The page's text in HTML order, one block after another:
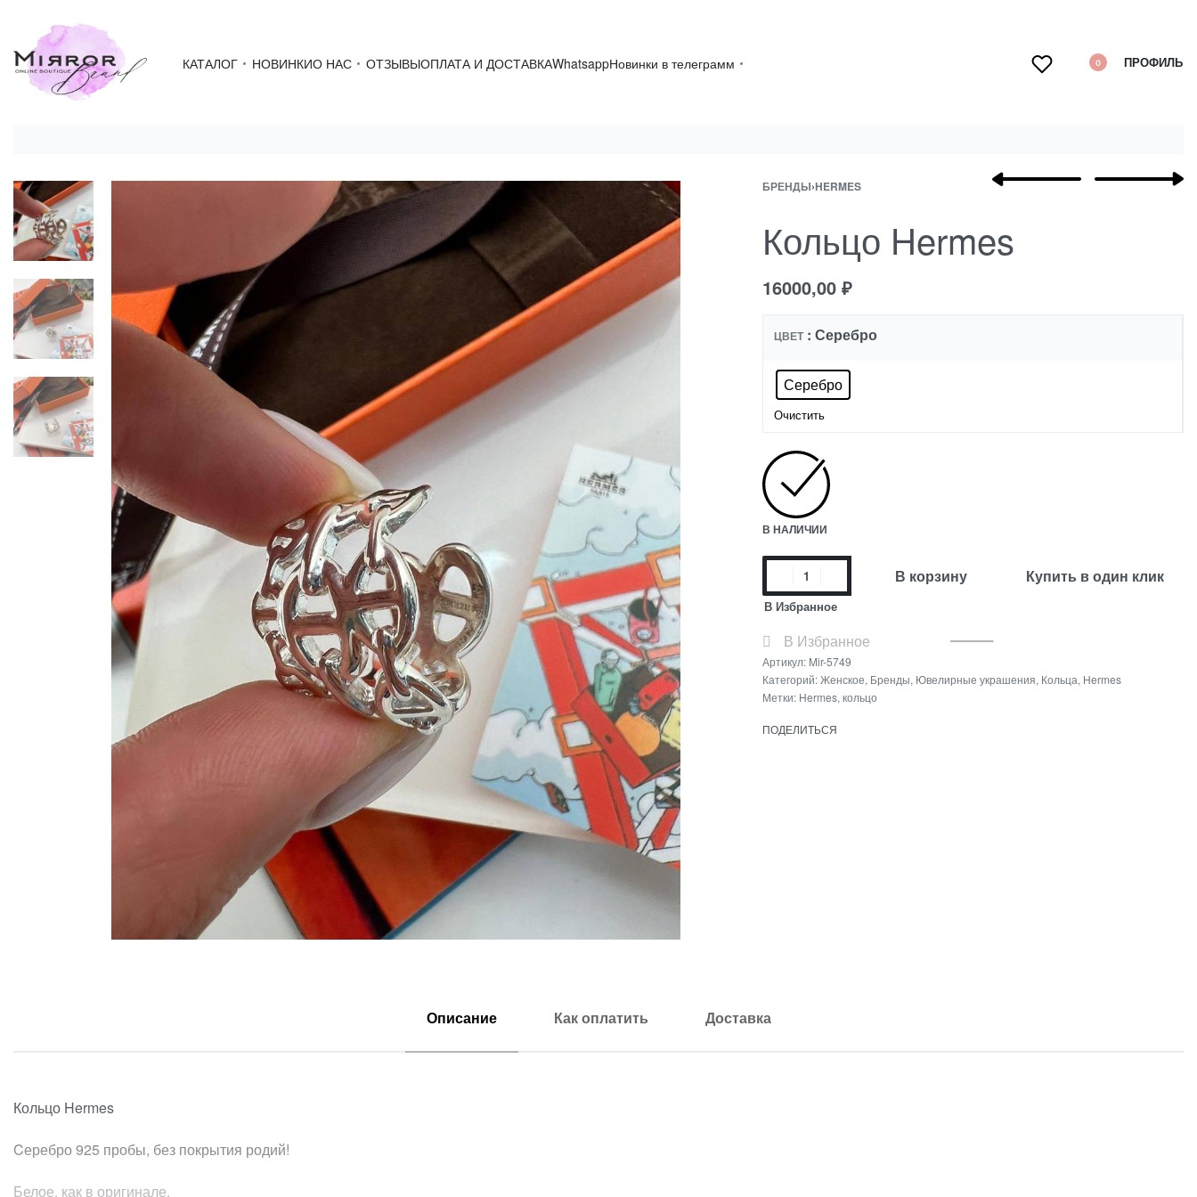
КАТАЛОГ НОВИНКИО НАС ОТЗЫВЫОПЛАТА И ДОСТАВКАWhatsappНовинки в телеграмм 0 ПРОФИЛЬ
БРЕНДЫ›HERMES
Кольцо Hermes
16000,00 ₽
ЦВЕТ : Серебро
Серебро
Очистить
В НАЛИЧИИ
В корзину Купить в один клик
В Избранное
В Избранное
Артикул: Mir-5749
Категорий:Женское, Бренды, Ювелирные украшения, Кольца, Hermes
Метки: Hermes, кольцо
ПОДЕЛИТЬСЯ
Описание Как оплатить Доставка
Кольцо Hermes
Cеребро 925 пробы, без покрытия родий!
Белое, как в оригинале.